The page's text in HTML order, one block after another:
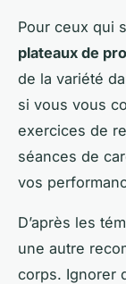
Pour ceux qui
plateaux de
de la variété
si vous vous
exercices de
séances de
vos
D’après les
une autre
corps. Ignorer